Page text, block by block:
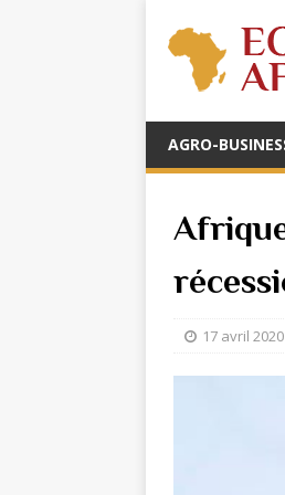
AGRO-
17 avril 2020